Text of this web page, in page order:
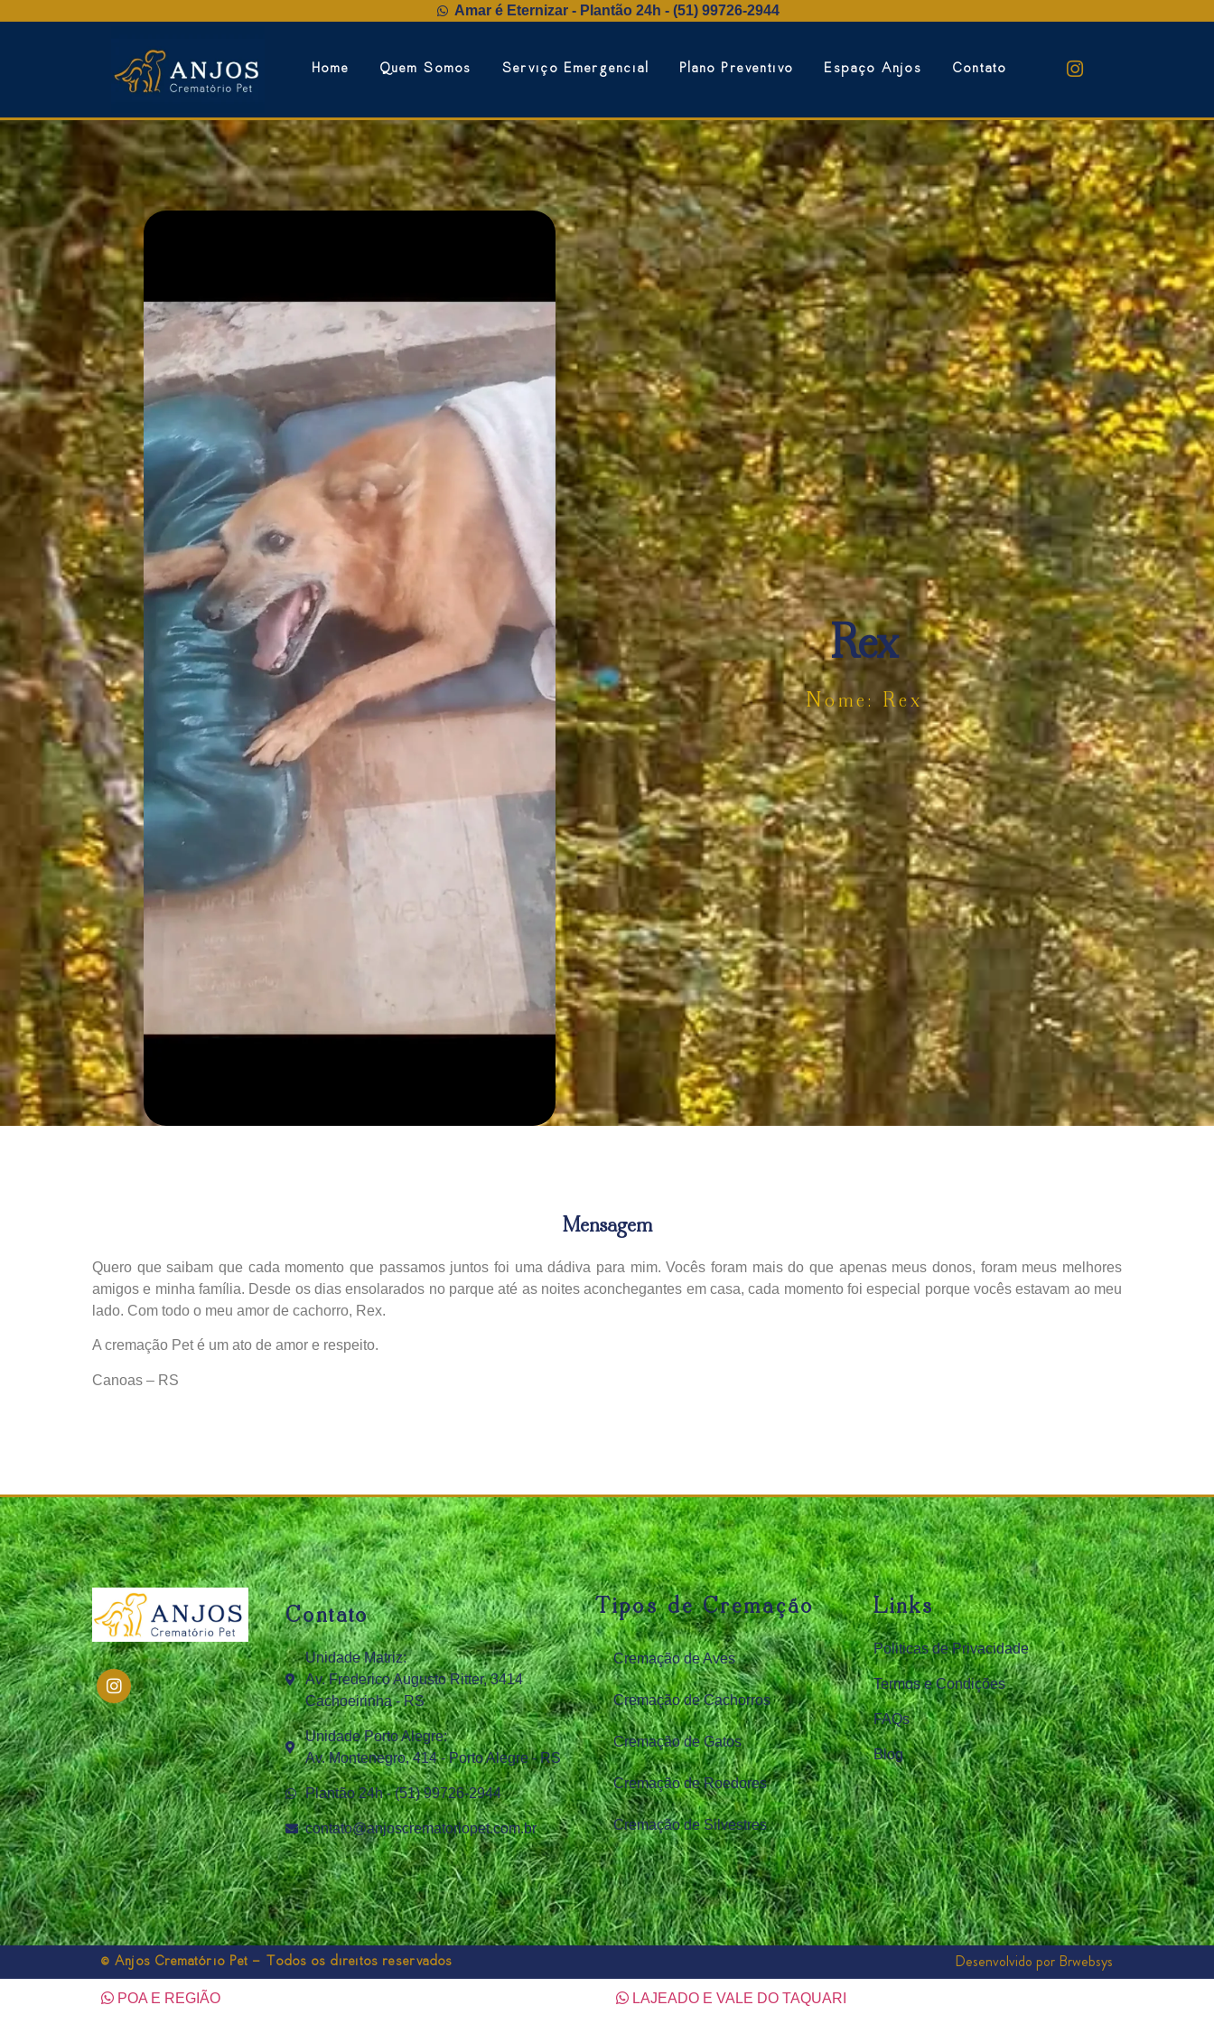
Amar é Eternizar - Plantão 24h - (51) 99726‑2944
Home Quem Somos Serviço Emergencial Plano Preventivo Espaço Anjos Contato
Rex
Nome: Rex
Mensagem
Quero que saibam que cada momento que passamos juntos foi uma dádiva para mim. Vocês foram mais do que apenas meus donos, foram meus melhores
amigos e minha família. Desde os dias ensolarados no parque até as noites aconchegantes em casa, cada momento foi especial porque vocês estavam ao meu
lado. Com todo o meu amor de cachorro, Rex.
A cremação Pet é um ato de amor e respeito.
Canoas – RS
Contato
Unidade Matriz:
Av. Frederico Augusto Ritter, 3414
Cachoeirinha - RS
Unidade Porto Alegre:
Av. Montenegro, 414 - Porto Alegre - RS
Plantão 24h - (51) 99726‑2944
contato@anjoscrematoriopet.com.br
Tipos de Cremação
Cremação de Aves
Cremação de Cachorros
Cremação de Gatos
Cremação de Roedores
Cremação de Silvestres
Links
Politicas de Privacidade
Termos e Condições
FAQs
Blog
© Anjos Crematório Pet - Todos os direitos reservados Desenvolvido por Brwebsys
POA E REGIÃO LAJEADO E VALE DO TAQUARI